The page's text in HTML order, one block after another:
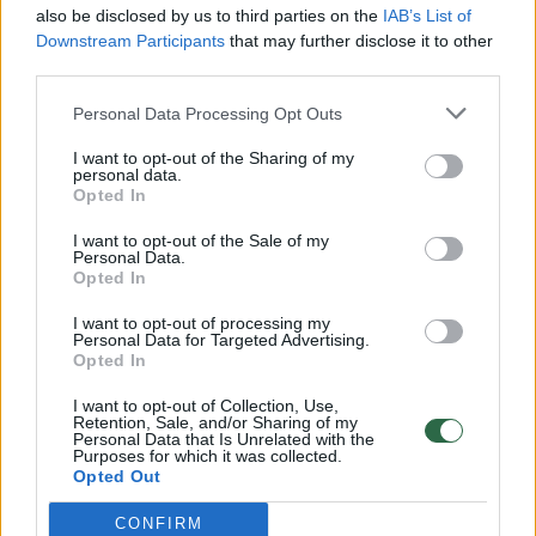
also be disclosed by us to third parties on the IAB’s List of
Downstream Participants that may further disclose it to other
Personal Data Processing Opt Outs
I want to opt-out of the Sharing of my
personal data.
Opted In
I want to opt-out of the Sale of my
Personal Data.
Opted In
I want to opt-out of processing my
Personal Data for Targeted Advertising.
Opted In
I want to opt-out of Collection, Use,
Retention, Sale, and/or Sharing of my
Personal Data that Is Unrelated with the
Purposes for which it was collected.
Opted Out
CONFIRM
„Visada galiu žiūrėti „Titaniką“. Man jis net
nebe filmas, man jis – žodynas. „Titanikas“
pakeitė mano vaikystę. Aš ir taip buvau
filmų herojus, bet po „Titaniko“ visai pamišau.
Pradėjau pats kurti kostiumus, nupiešdavau
gal 2 tūkst. skirtingų derinių. Šis filmas tarsi
patvirtino man, kad leidžiama šitaip stipriai
svajoti.
Kiti vaikai žaisdavo ledo ritulį, o aš piešdavau
drabužius ir rašydavau laiškus Danny DeVito
ir L.DiCaprio. „Brangus Leonardo, man
aštuoneri. Aš einu į mokyklą. Aš mėgstu